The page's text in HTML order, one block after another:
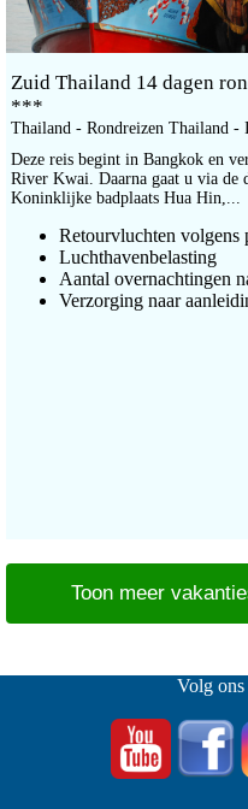
Zuid Thailand 14 dagen
***
Thailand - Rondreizen Thailand -
Deze reis begint in Bangkok en
River Kwai. Daarna gaat u via de
Koninklijke badplaats Hua Hin,...
Retourvluchten volgens
Luchthavenbelasting
Aantal overnachtingen
Verzorging naar
Toon meer
Volg ons